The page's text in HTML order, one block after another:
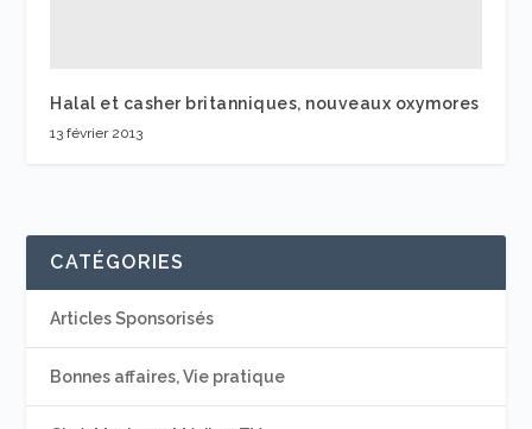
Halal et casher britanniques, nouveaux oxymores
13 février 2013
CATÉGORIES
Articles Sponsorisés
Bonnes affaires, Vie pratique